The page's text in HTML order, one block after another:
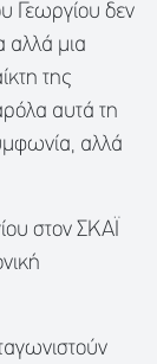
Γεωργίου δεν
αλλά μια
της
αυτά τη
αλλά
στον ΣΚΑΪ